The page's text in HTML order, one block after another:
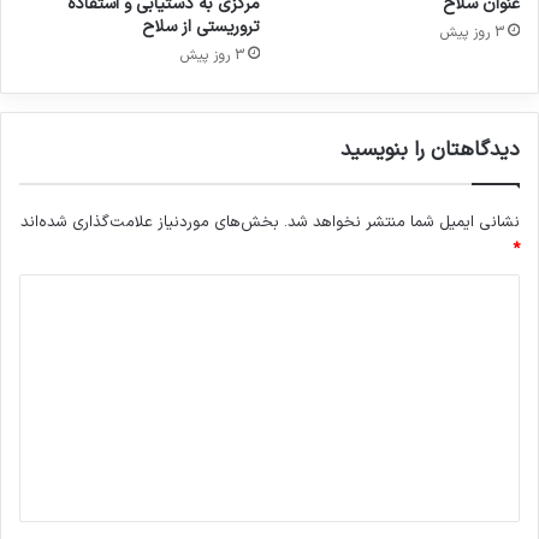
3 روز پیش
تروریستی از سلاح
3 روز پیش
دیدگاهتان را بنویسید
نشانی ایمیل شما منتشر نخواهد شد. بخش‌های موردنیاز علامت‌گذاری شده‌اند
*